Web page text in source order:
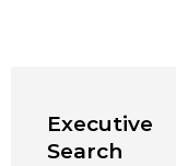
Executive
Search